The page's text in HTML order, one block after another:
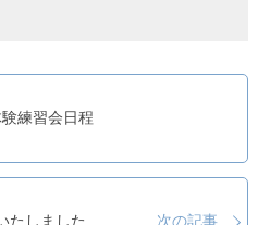
練習会日程
たしました 次の記事